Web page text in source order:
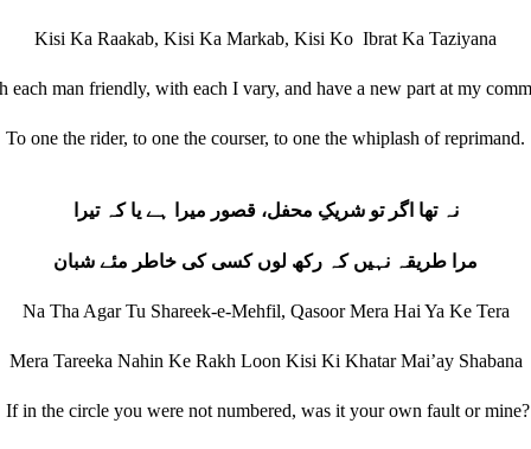
Kisi Ka Raakab, Kisi Ka Markab, Kisi Ko Ibrat Ka Taziyana
each man friendly, with each I vary, and have a new part at my
To one the rider, to one the courser, to one the whiplash of reprimand.
نہ تھا اگر تو شریکِ محفل، قصور میرا ہے یا کہ تیرا
مرا طریقہ نہیں کہ رکھ لوں کسی کی خاطر مئے شبان
Na Tha Agar Tu Shareek-e-Mehfil, Qasoor Mera Hai Ya Ke Tera
Mera Tareeka Nahin Ke Rakh Loon Kisi Ki Khatar Mai’ay Shabana
If in the circle you were not numbered, was it your own fault or mine?